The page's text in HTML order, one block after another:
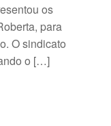
os
para
O sindicato
o […]